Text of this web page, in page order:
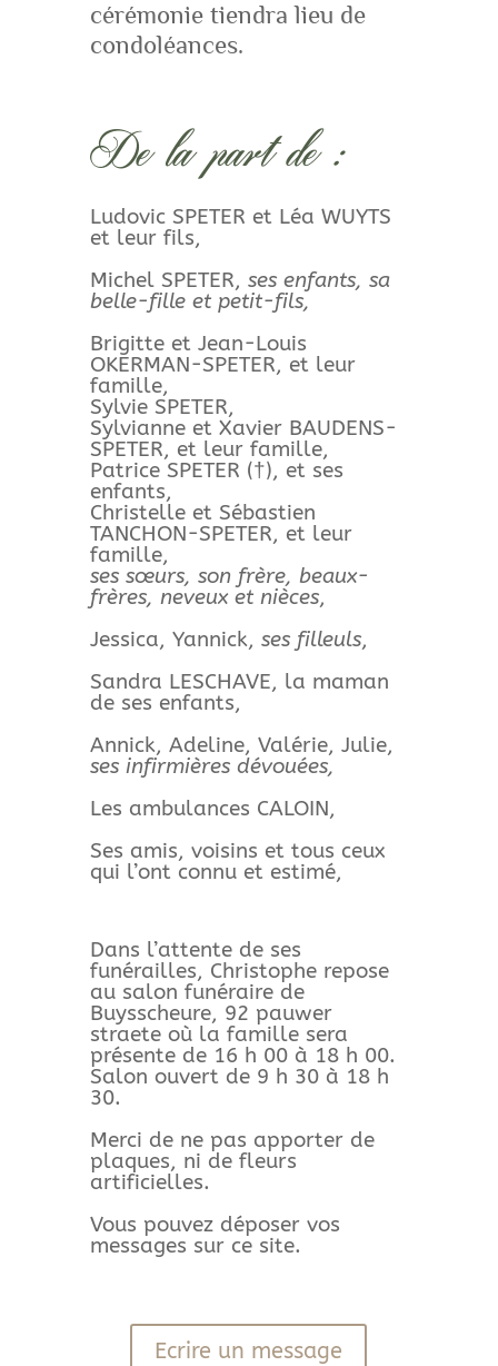
cérémonie tiendra lieu de
condoléances.
De la part de :
Ludovic SPETER et Léa WUYTS
et leur fils,
Michel SPETER, ses enfants, sa
belle-fille et petit-fils,
Brigitte et Jean-Louis
OKERMAN-SPETER, et leur
famille,
Sylvie SPETER,
Sylvianne et Xavier BAUDENS-
SPETER, et leur famille,
Patrice SPETER (†), et ses
enfants,
Christelle et Sébastien
TANCHON-SPETER, et leur
famille,
ses sœurs, son frère, beaux-
frères, neveux et nièces,
Jessica, Yannick, ses filleuls,
Sandra LESCHAVE, la maman
de ses enfants,
Annick, Adeline, Valérie, Julie,
ses infirmières dévouées,
Les ambulances CALOIN,
Ses amis, voisins et tous ceux
qui l’ont connu et estimé,
Dans l’attente de ses
funérailles, Christophe repose
au salon funéraire de
Buysscheure, 92 pauwer
straete où la famille sera
présente de 16 h 00 à 18 h 00.
Salon ouvert de 9 h 30 à 18 h
30.
Merci de ne pas apporter de
plaques, ni de fleurs
artificielles.
Vous pouvez déposer vos
messages sur ce site.
Ecrire un message